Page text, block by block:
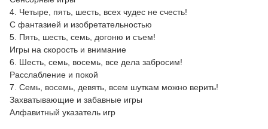
4. Четыре, пять, шесть, всех чудес не счесть!
С фантазией и изобретательностью
5. Пять, шесть, семь, догоню и съем!
Игры на скорость и внимание
6. Шесть, семь, восемь, все дела забросим!
Расслабление и покой
7. Семь, восемь, девять, всем шуткам можно верить!
Захватывающие и забавные игры
Алфавитный указатель игр